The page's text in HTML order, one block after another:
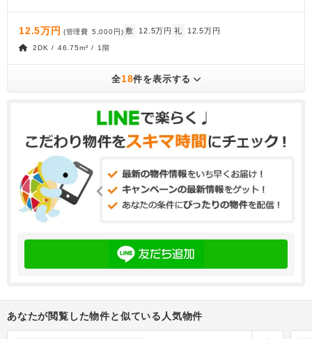
12.5万円 (管理費 5,000円) 敷 12.5万円 礼 12.5万円
2DK / 46.75m² / 1階
全18件を表示する
あなたが閲覧した物件と似ている人気物件